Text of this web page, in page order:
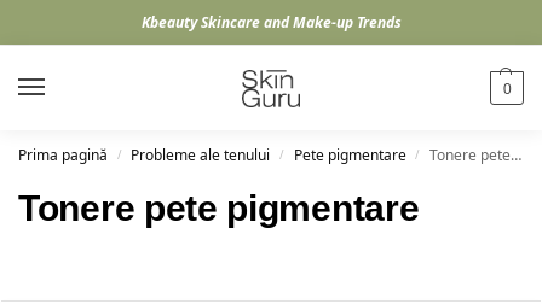
Kbeauty Skincare and Make-up Trends
0
Prima pagină / Probleme ale tenului / Pete pigmentare / Tonere pete pigmentare
Tonere pete pigmentare